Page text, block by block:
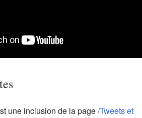
une inclusion de la page/Tweets et